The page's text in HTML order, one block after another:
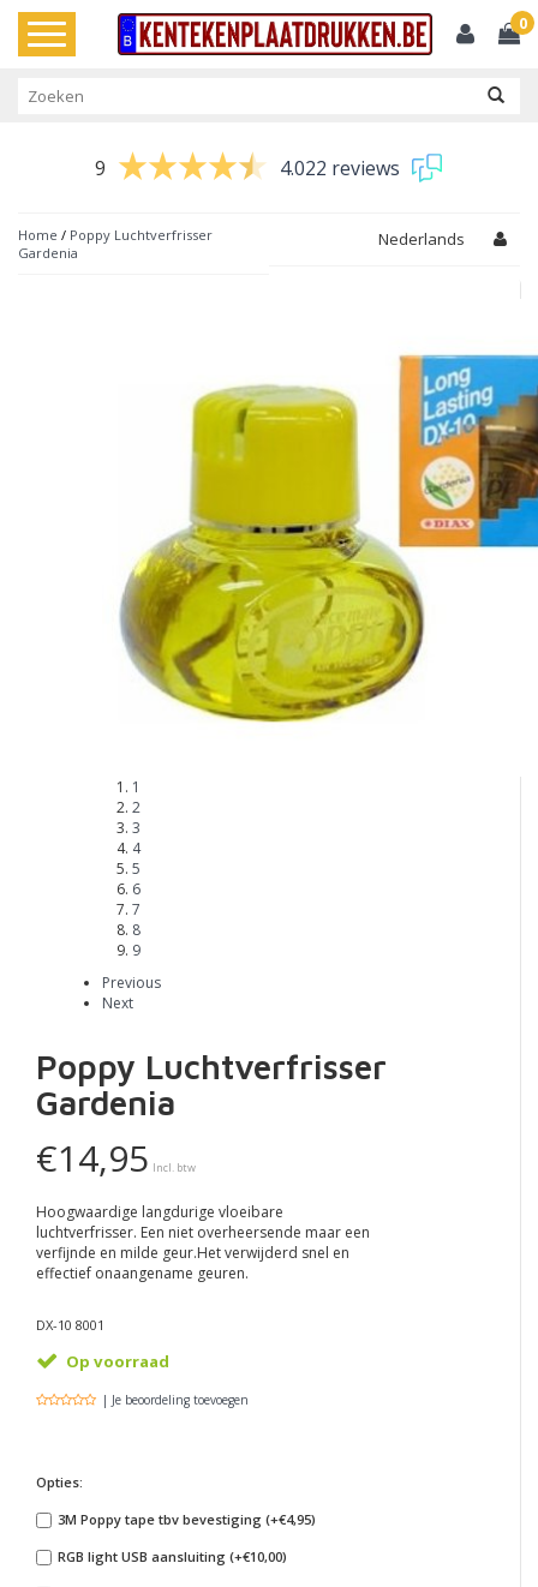
Toggle
navigation
0
9 4.022 reviews
Home / Poppy Luchtverfrisser
Gardenia
Nederlands
1
2
3
4
5
6
7
8
9
Previous
Next
Poppy Luchtverfrisser
Gardenia
€14,95 Incl. btw
Hoogwaardige langdurige vloeibare
luchtverfrisser. Een niet overheersende maar een
verfijnde en milde geur.Het verwijderd snel en
effectief onaangename geuren.
DX-10 8001
Op voorraad
| Je beoordeling toevoegen
Opties:
3M Poppy tape tbv bevestiging (+€4,95)
RGB light USB aansluiting (+€10,00)